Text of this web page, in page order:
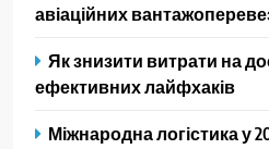
авіаційних
Як знизити витрати на
ефективних лайфхаків
Міжнародна логістика у